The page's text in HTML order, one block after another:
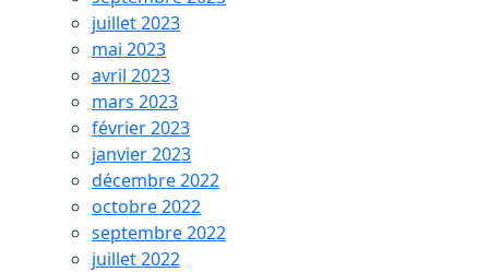
juillet 2023
mai 2023
avril 2023
mars 2023
février 2023
janvier 2023
décembre 2022
octobre 2022
septembre 2022
juillet 2022